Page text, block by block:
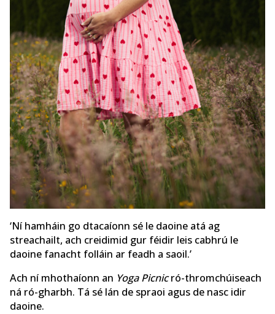
‘Ní hamháin go dtacaíonn sé le daoine atá ag
streachailt, ach creidimid gur féidir leis cabhrú le
daoine fanacht folláin ar feadh a saoil.’
Ach ní mhothaíonn an Yoga Picnicró-thromchúiseach
ná ró-gharbh. Tá sé lán de spraoi agus de nasc idir
daoine.